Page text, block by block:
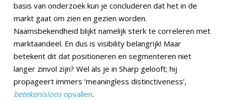
basis van onderzoek kun je concluderen dat het in de
markt gaat om zien en gezien worden.
Naamsbekendheid blijkt namelijk sterk te correleren met
marktaandeel. En dus is visibility belangrijk! Maar
betekent dit dat positioneren en segmenteren niet
langer zinvol zijn? Wel als je in Sharp gelooft; hij
propageert immers ‘meaningless distinctiveness’,
betekenisloosopvallen.